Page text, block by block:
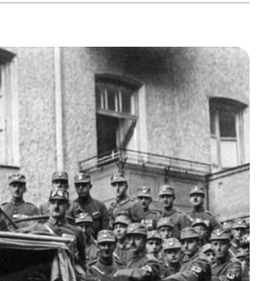
gut organisiert und vernetzt, auch
organisierten Nazis. […]